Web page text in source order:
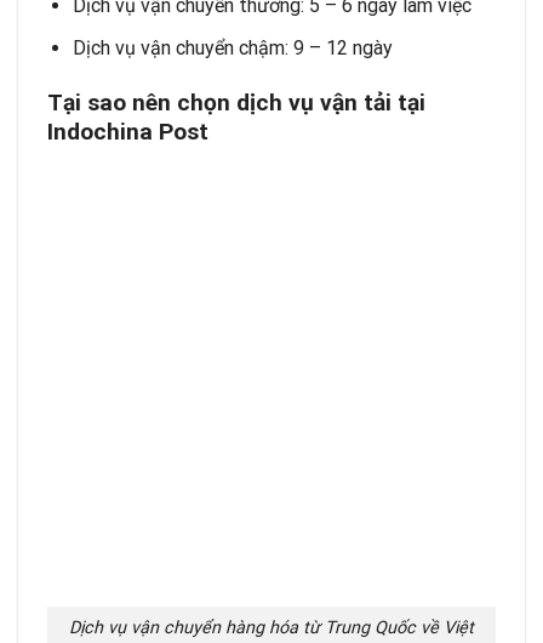
Dịch vụ vận chuyển thương: 5 – 6 ngày làm việc
Dịch vụ vận chuyển chậm: 9 – 12 ngày
Tại sao nên chọn dịch vụ vận tải tại
Indochina Post
Dịch vụ vận chuyển hàng hóa từ Trung Quốc về Việt